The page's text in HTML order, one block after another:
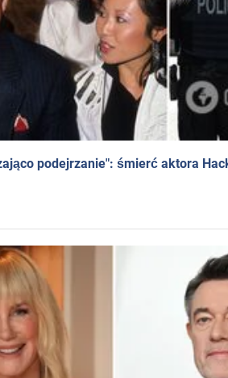
podejrzanie": śmierć aktora